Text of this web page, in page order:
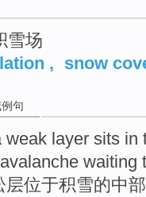
雪场
, snow
句
weak layer sits in
waiting
层位于积雪的中部